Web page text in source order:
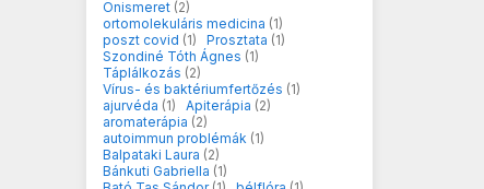
Önismeret (2)
ortomolekuláris medicina (1)
poszt covid (1) Prosztata (1)
Szondiné Tóth Ágnes (1)
Táplálkozás (2)
Vírus- és baktériumfertőzés (1)
ajurvéda (1) Apiterápia (2)
aromaterápia (2)
autoimmun problémák (1)
Balpataki Laura (2)
Bánkuti Gabriella (1)